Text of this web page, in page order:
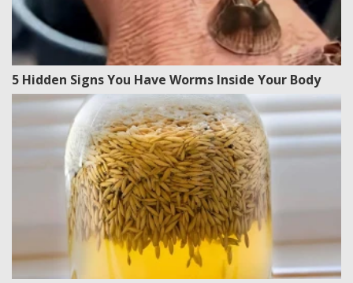
5 Hidden Signs You Have Worms Inside Your Body